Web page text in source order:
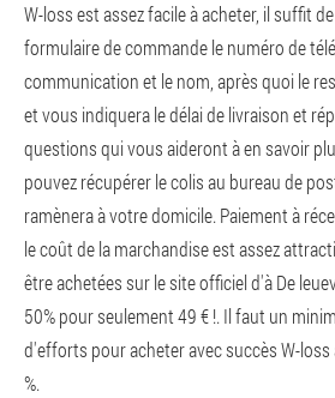
W-loss est assez facile à acheter, il suffit
formulaire de commande le numéro de
communication et le nom, après quoi le
et vous indiquera le délai de livraison et
questions qui vous aideront à en savoir
pouvez récupérer le colis au bureau de
ramènera à votre domicile. Paiement à
le coût de la marchandise est assez
être achetées sur le site officiel d'à De
50% pour seulement 49 € !. Il faut un
d'efforts pour acheter avec succès W-loss
%.